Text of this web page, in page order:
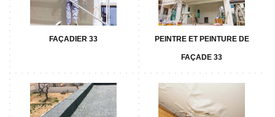
FAÇADIER 33 PEINTRE ET PEINTURE DE
FAÇADE 33